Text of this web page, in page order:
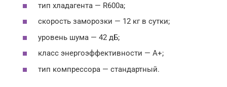
тип хладагента — R600a;
скорость заморозки — 12 кг в сутки;
уровень шума — 42 дБ;
класс энергоэффективности — А+;
тип компрессора — стандартный.